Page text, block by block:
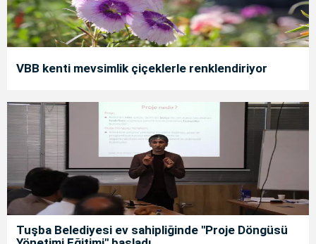
VBB kenti mevsimlik çiçeklerle renklendiriyor
Tuşba Belediyesi ev sahipliğinde "Proje Döngüsü